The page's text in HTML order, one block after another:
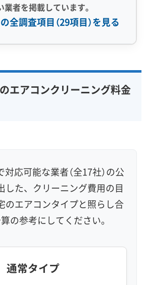
業者を掲載しています。
全調査項目（29項目）を見る
クリーニング
実績10年以上
ルギー対策
ハウスダスト除去
チャイズ
引 初回割引
定期メンテナンス
エアコンクリーニング料金
応可能な業者（全17社）の公
した、クリーニング費用の目
のエアコンタイプと照らし合
の参考にしてください。
通常タイプ